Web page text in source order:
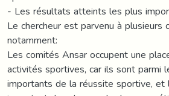
- Les résultats atteints les plus
Le chercheur est parvenu à plusieurs
notamment:
Les comités Ansar occupent une
activités sportives, car ils sont parmi
importants de la réussite sportive,